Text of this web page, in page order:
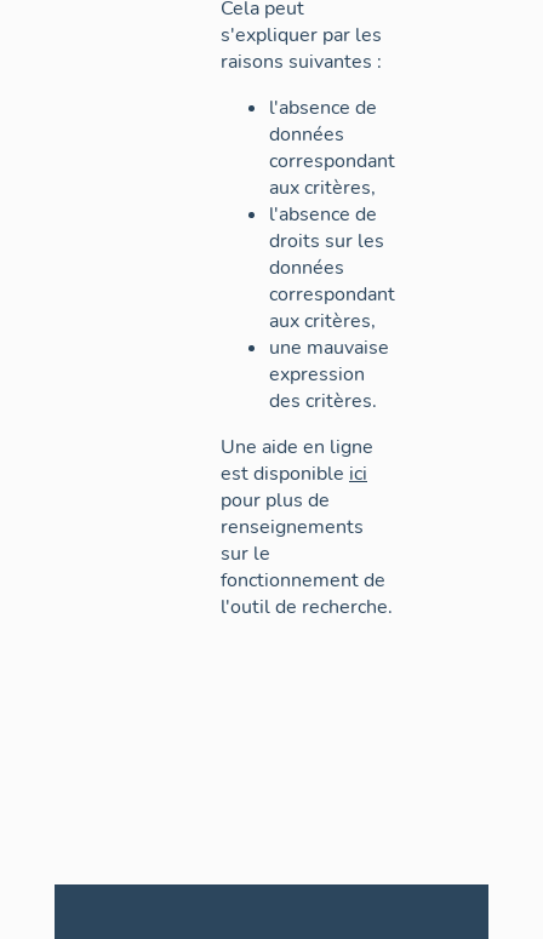
Cela peut
s'expliquer par les
raisons suivantes :
l'absence de
données
correspondant
aux critères,
l'absence de
droits sur les
données
correspondant
aux critères,
une mauvaise
expression
des critères.
Une aide en ligne
est disponible ici
pour plus de
renseignements
sur le
fonctionnement de
l'outil de recherche.